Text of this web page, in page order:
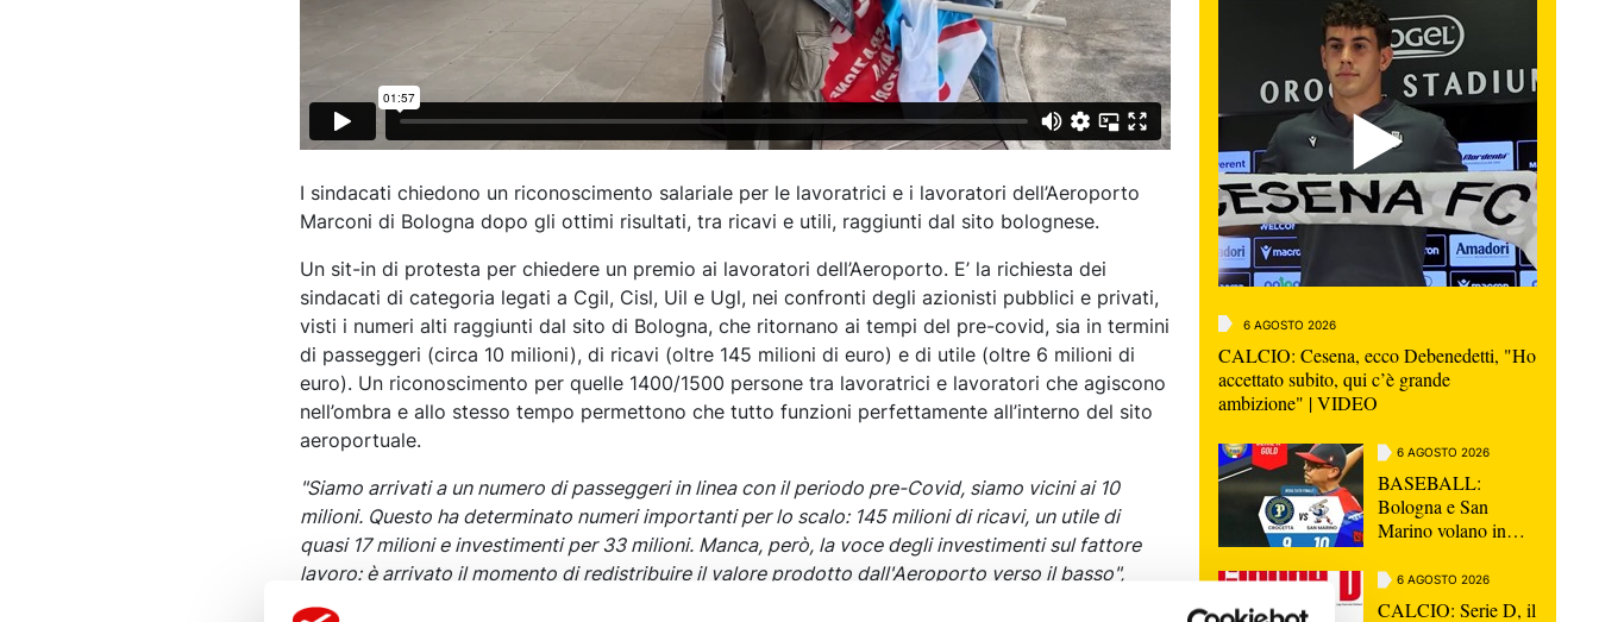
I sindacati chiedono un riconoscimento salariale per le lavoratrici e i lavoratori dell’Aeroporto
Marconi di Bologna dopo gli ottimi risultati, tra ricavi e utili, raggiunti dal sito bolognese.
Un sit-in di protesta per chiedere un premio ai lavoratori dell’Aeroporto. E’ la richiesta dei
sindacati di categoria legati a Cgil, Cisl, Uil e Ugl, nei confronti degli azionisti pubblici e privati,
visti i numeri alti raggiunti dal sito di Bologna, che ritornano ai tempi del pre-covid, sia in termini
di passeggeri (circa 10 milioni), di ricavi (oltre 145 milioni di euro) e di utile (oltre 6 milioni di
euro). Un riconoscimento per quelle 1400/1500 persone tra lavoratrici e lavoratori che agiscono
nell’ombra e allo stesso tempo permettono che tutto funzioni perfettamente all’interno del sito
aeroportuale.
"Siamo arrivati a un numero di passeggeri in linea con il periodo pre-Covid, siamo vicini ai 10
milioni. Questo ha determinato numeri importanti per lo scalo: 145 milioni di ricavi, un utile di
quasi 17 milioni e investimenti per 33 milioni. Manca, però, la voce degli investimenti sul fattore
lavoro: è arrivato il momento di redistribuire il valore prodotto dall'Aeroporto verso il basso",
spiega il segretario della Filt, Andrea Matteuzzi.
6 AGOSTO 2026
CALCIO: Cesena, ecco Debenedetti, "Ho
accettato subito, qui c’è grande
ambizione" | VIDEO
6 AGOSTO 2026
BASEBALL:
Bologna e San
Marino volano in
6 AGOSTO 2026
CALCIO: Serie D, il